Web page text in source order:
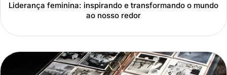
Liderança feminina: inspirando e transformando o mundo
ao nosso redor